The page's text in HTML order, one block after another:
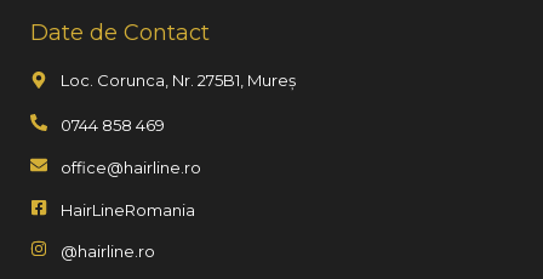
Date de Contact
Loc. Corunca, Nr. 275B1, Mureș
0744 858 469
office@hairline.ro
HairLineRomania
@hairline.ro